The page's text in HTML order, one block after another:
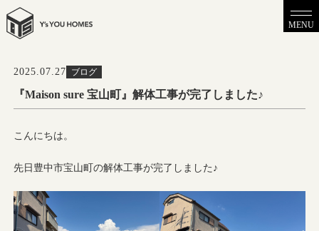
MENU
2025.07.27 ブログ
『Maison sure 宝山町』解体工事が完了しました♪
こんにちは。
先日豊中市宝山町の解体工事が完了しました♪